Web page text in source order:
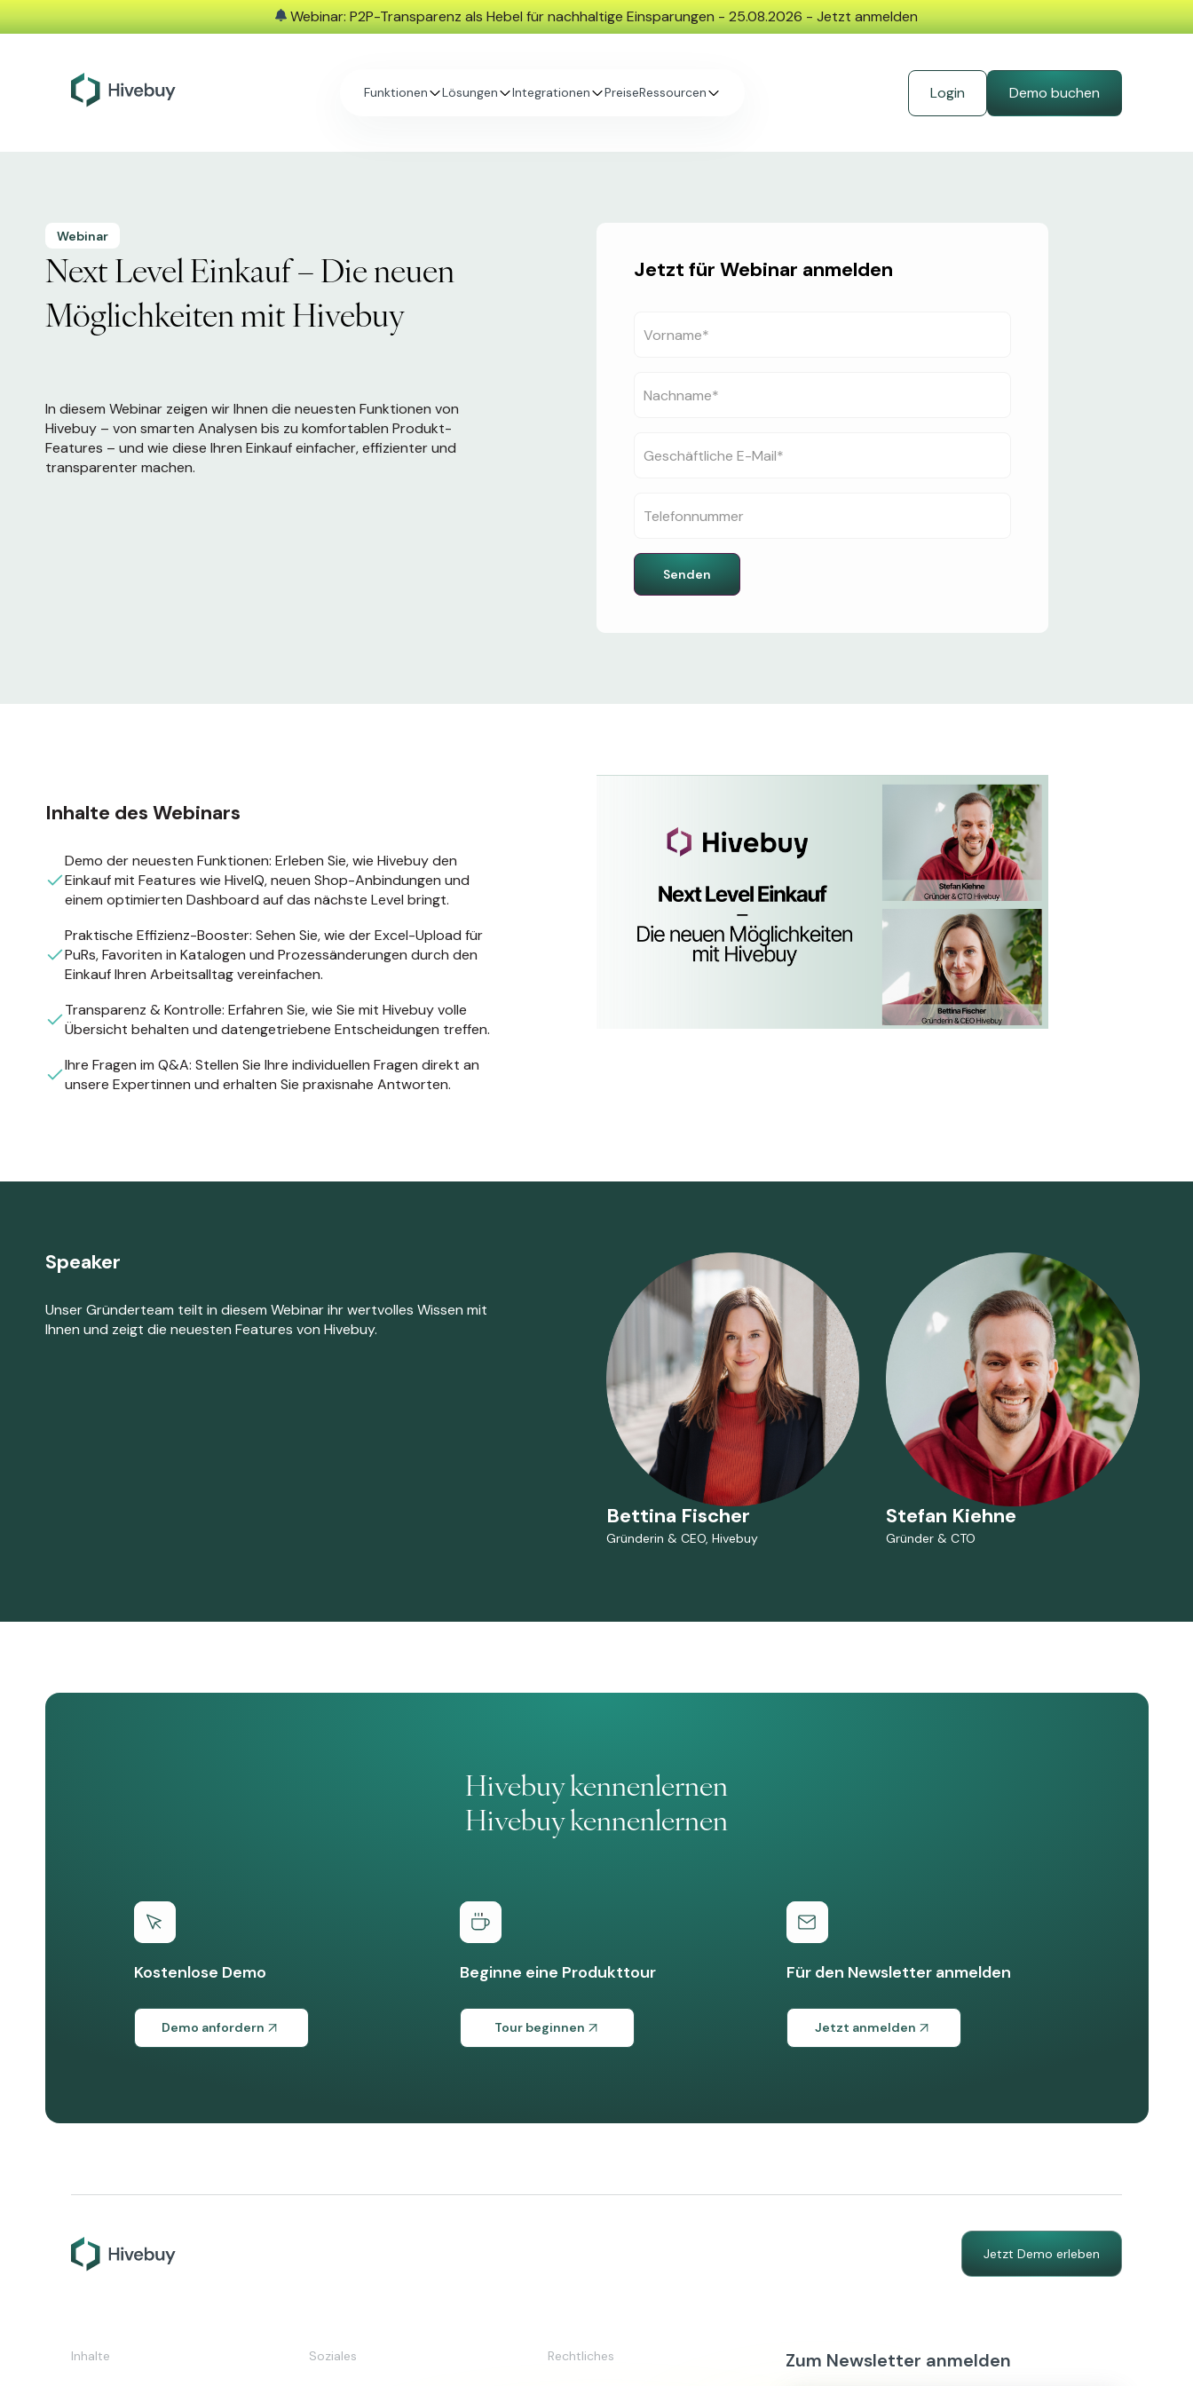
Webinar: P2P-Transparenz als Hebel für nachhaltige Einsparungen - 25.08.2026 - Jetzt anmelden
Funktionen Lösungen Integrationen PreiseRessourcen Login Demo buchen
Webinar
Next Level Einkauf – Die neuen
Möglichkeiten mit Hivebuy
In diesem Webinar zeigen wir Ihnen die neuesten Funktionen von
Hivebuy – von smarten Analysen bis zu komfortablen Produkt-
Features – und wie diese Ihren Einkauf einfacher, effizienter und
transparenter machen.
Jetzt für Webinar anmelden
Inhalte des Webinars
Demo der neuesten Funktionen: Erleben Sie, wie Hivebuy den
Einkauf mit Features wie HiveIQ, neuen Shop-Anbindungen und
einem optimierten Dashboard auf das nächste Level bringt.
Praktische Effizienz-Booster: Sehen Sie, wie der Excel-Upload für
PuRs, Favoriten in Katalogen und Prozessänderungen durch den
Einkauf Ihren Arbeitsalltag vereinfachen.
Transparenz & Kontrolle: Erfahren Sie, wie Sie mit Hivebuy volle
Übersicht behalten und datengetriebene Entscheidungen treffen.
Ihre Fragen im Q&A: Stellen Sie Ihre individuellen Fragen direkt an
unsere Expertinnen und erhalten Sie praxisnahe Antworten.
Speaker
Unser Gründerteam teilt in diesem Webinar ihr wertvolles Wissen mit
Ihnen und zeigt die neuesten Features von Hivebuy.
Bettina Fischer
Gründerin & CEO, Hivebuy
Stefan Kiehne
Gründer & CTO
Hivebuy kennenlernen
Hivebuy kennenlernen
Kostenlose Demo
Demo anfordern
Beginne eine Produkttour
Tour beginnen
Für den Newsletter anmelden
Jetzt anmelden
Jetzt Demo erleben
Inhalte Soziales Rechtliches Zum Newsletter anmelden